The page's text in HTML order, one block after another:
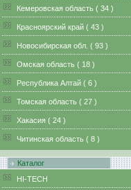
Кемеровская область ( 34 )
Красноярский край ( 43 )
Новосибирская обл. ( 93 )
Омская область ( 18 )
Республика Алтай ( 6 )
Томская область ( 27 )
Хакасия ( 24 )
Читинская область ( 8 )
Каталог
HI-TECH